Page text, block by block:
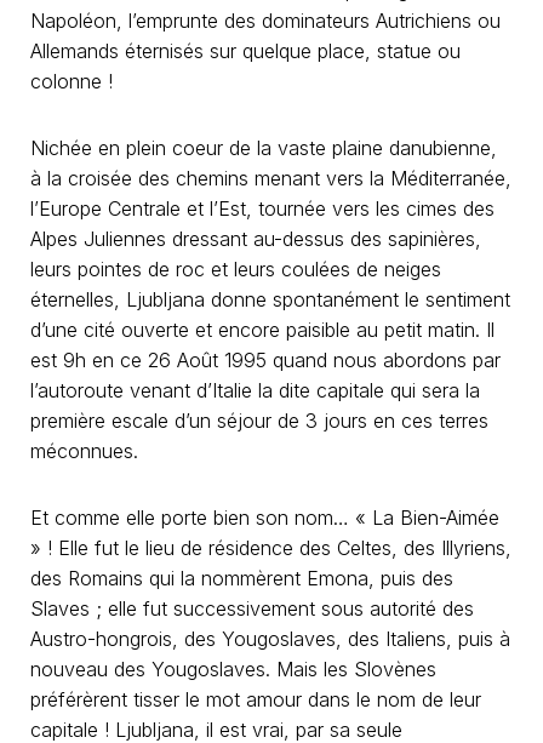
Napoléon, l’emprunte des dominateurs Autrichiens ou
Allemands éternisés sur quelque place, statue ou
colonne !
Nichée en plein coeur de la vaste plaine danubienne,
à la croisée des chemins menant vers la Méditerranée,
l’Europe Centrale et l’Est, tournée vers les cimes des
Alpes Juliennes dressant au-dessus des sapinières,
leurs pointes de roc et leurs coulées de neiges
éternelles, Ljubljana donne spontanément le sentiment
d’une cité ouverte et encore paisible au petit matin. Il
est 9h en ce 26 Août 1995 quand nous abordons par
l’autoroute venant d’Italie la dite capitale qui sera la
première escale d’un séjour de 3 jours en ces terres
méconnues.
Et comme elle porte bien son nom… « La Bien-Aimée
» ! Elle fut le lieu de résidence des Celtes, des Illyriens,
des Romains qui la nommèrent Emona, puis des
Slaves ; elle fut successivement sous autorité des
Austro-hongrois, des Yougoslaves, des Italiens, puis à
nouveau des Yougoslaves. Mais les Slovènes
préférèrent tisser le mot amour dans le nom de leur
capitale ! Ljubljana, il est vrai, par sa seule